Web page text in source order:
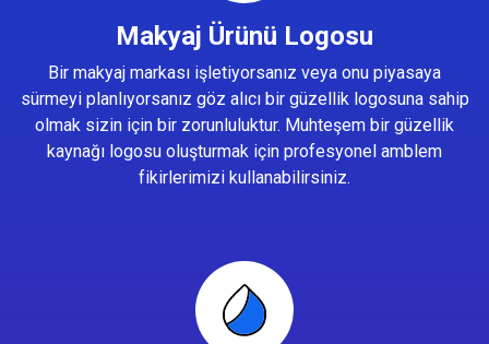
Makyaj Ürünü Logosu
Bir makyaj markası işletiyorsanız veya onu piyasaya
sürmeyi planlıyorsanız göz alıcı bir güzellik logosuna sahip
olmak sizin için bir zorunluluktur. Muhteşem bir güzellik
kaynağı logosu oluşturmak için profesyonel amblem
fikirlerimizi kullanabilirsiniz.